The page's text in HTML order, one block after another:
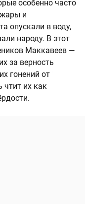
особенно часто
жары и
опускали в воду,
народу. В этот
Маккавеев —
за верность
гонений от
чтит их как